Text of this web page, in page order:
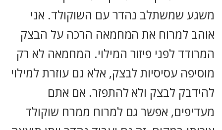
משגע שמשתלב נהדר עם השוקולד. אני
אוהב למרוח את המחמאה הרכה על הבצק
המרודד לפני פיזור המילוי. המחמאה לא רק
מוסיפה עסיסיות לבצק, אלא גם עוזרת למילוי
להידבק לבצק ולא להתפזר. אם אתם
מעדיפים, אפשר גם למרוח ממרח שוקולד